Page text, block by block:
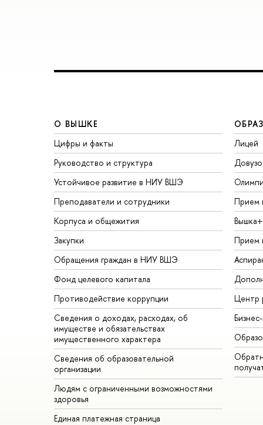
О ВЫШКЕ
Цифры и факты
Руководство и структура
Устойчивое развитие в НИУ ВШЭ
Преподаватели и сотрудники
Корпуса и общежития
Закупки
Обращения граждан в НИУ ВШЭ
Фонд целевого капитала
Противодействие коррупции
Сведения о доходах, расходах, о
имуществе и обязательствах
имущественного характера
Сведения об образовательной
организации
Людям с ограниченными возможностями
здоровья
Единая платежная страница
Лицей
Прием
ышка+
Прием
Центр